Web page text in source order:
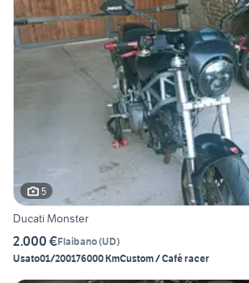
5
Ducati Monster
2.000 €Flaibano(UD)
Usato01/200176000 KmCustom / Café racer